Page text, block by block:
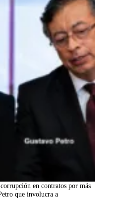
en contratos por más
que involucra a